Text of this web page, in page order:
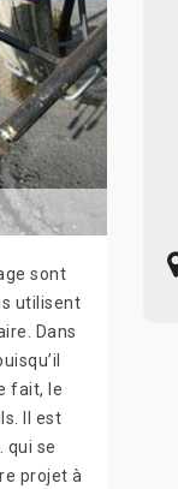
sont
utilisent
Dans
fait, le
Il est
qui se
projet à